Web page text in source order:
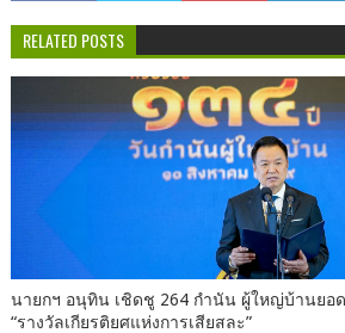
RELATED POSTS
นายกฯ อนุทิน เชิดชู 264 กำนัน ผู้ใหญ่บ้านยอ
“รางวัลเกียรติยศแห่งการเสียสละ”